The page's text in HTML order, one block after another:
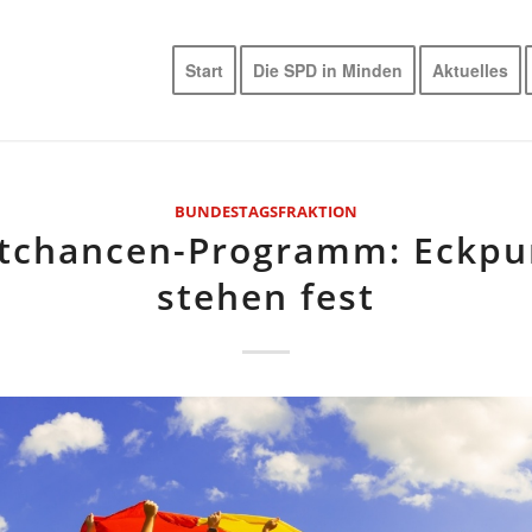
Start Die SPD in Minden Aktuelles
BUNDESTAGSFRAKTION
Programm:
stehen fest